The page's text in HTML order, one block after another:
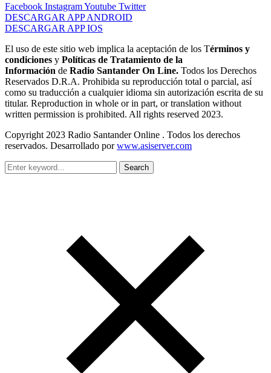
Facebook InstagramYoutube Twitter
DESCARGAR APP ANDROID
DESCARGAR APP IOS
El uso de este sitio web implica la aceptación de los Términos y
condiciones y Políticas de Tratamiento de la
Información de Radio Santander On Line. Todos los Derechos
Reservados D.R.A. Prohibida su reproducción total o parcial, así
como su traducción a cualquier idioma sin autorización escrita de su
titular. Reproduction in whole or in part, or translation without
written permission is prohibited. All rights reserved 2023.
Copyright 2023 Radio Santander Online . Todos los derechos
reservados. Desarrollado porwww.asiserver.com
Search